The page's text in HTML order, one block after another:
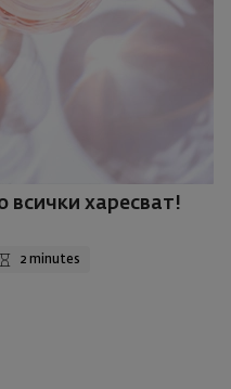
всички харесват!
2 minutes